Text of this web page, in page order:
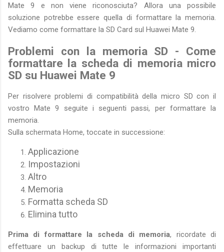
Mate 9 e non viene riconosciuta? Allora una possibile
soluzione potrebbe essere quella di formattare la memoria.
Vediamo come formattare la SD Card sul Huawei Mate 9.
Problemi con la memoria SD - Come
formattare la scheda di memoria micro
SD su Huawei Mate 9
Per risolvere problemi di compatibilità della micro SD con il
vostro Mate 9 seguite i seguenti passi, per formattare la
memoria.
Sulla schermata Home, toccate in successione:
Applicazione
Impostazioni
Altro
Memoria
Formatta scheda SD
Elimina tutto
Prima di formattare la scheda di memoria, ricordate di
effettuare un backup di tutte le informazioni importanti